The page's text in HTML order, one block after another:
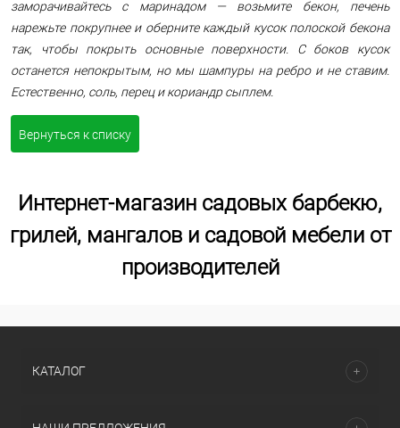
заморачивайтесь с маринадом — возьмите бекон, печень
нарежьте покрупнее и оберните каждый кусок полоской бекона
так, чтобы покрыть основные поверхности. С боков кусок
останется непокрытым, но мы шампуры на ребро и не ставим.
Естественно, соль, перец и кориандр сыплем.
Вернуться к списку
Интернет-магазин садовых барбекю,
грилей, мангалов и садовой мебели от
производителей
КАТАЛОГ